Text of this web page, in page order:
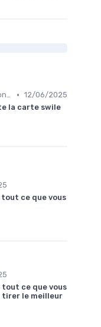
Développement personnel • 12/06/2025
la carte swile
ce que vous
ce que vous
tirer le meilleur